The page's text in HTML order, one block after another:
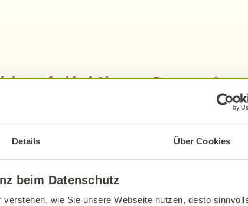
Details Über Cookies
beim Datenschutz
wie Sie unsere Webseite nutzen, desto
bei Alnatura Rezepten?
von veganen, vegetarischen,